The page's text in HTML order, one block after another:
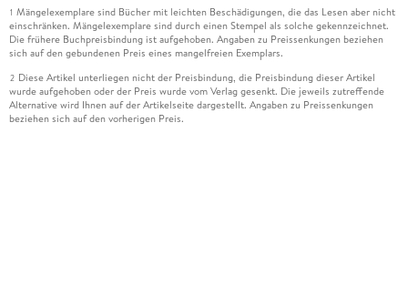
1 Mängelexemplare sind Bücher mit leichten Beschädigungen, die das Lesen aber nicht
einschränken. Mängelexemplare sind durch einen Stempel als solche gekennzeichnet.
Die frühere Buchpreisbindung ist aufgehoben. Angaben zu Preissenkungen beziehen
sich auf den gebundenen Preis eines mangelfreien Exemplars.
2 Diese Artikel unterliegen nicht der Preisbindung, die Preisbindung dieser Artikel
wurde aufgehoben oder der Preis wurde vom Verlag gesenkt. Die jeweils zutreffende
Alternative wird Ihnen auf der Artikelseite dargestellt. Angaben zu Preissenkungen
beziehen sich auf den vorherigen Preis.